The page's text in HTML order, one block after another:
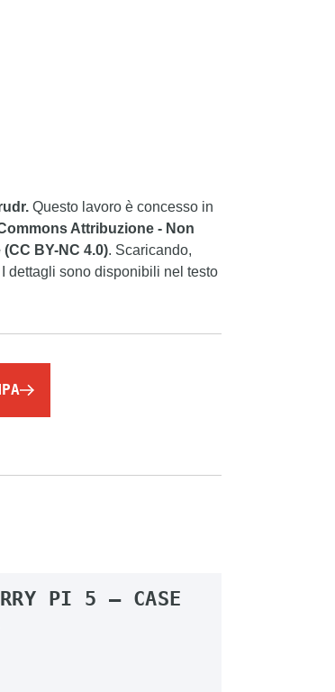
Questo lavoro è concesso in
Attribuzione - Non
BY-NC 4.0). Scaricando,
dettagli sono disponibili nel testo
PI 5 – CASE